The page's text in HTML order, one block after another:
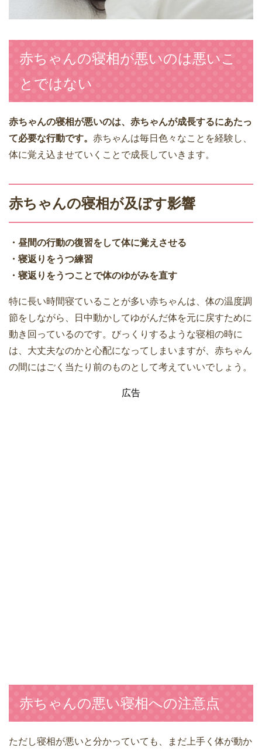
赤ちゃんの寝相が悪いのは悪いこ
とではない
赤ちゃんの寝相が悪いのは、赤ちゃんが成長するにあたっ
て必要な行動です。 赤ちゃんは毎日色々なことを経験し、
体に覚え込ませていくことで成長していきます。
赤ちゃんの寝相が及ぼす影響
・昼間の行動の復習をして体に覚えさせる
・寝返りをうつ練習
・寝返りをうつことで体のゆがみを直す
特に長い時間寝ていることが多い赤ちゃんは、体の温度調
節をしながら、日中動かしてゆがんだ体を元に戻すために
動き回っているのです。びっくりするような寝相の時に
は、大丈夫なのかと心配になってしまいますが、赤ちゃん
の間にはごく当たり前のものとして考えていいでしょう。
広告
赤ちゃんの悪い寝相への注意点
ただし寝相が悪いと分かっていても、まだ上手く体が動か